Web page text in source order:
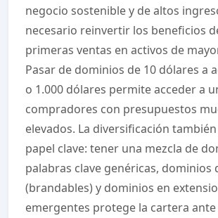
negocio sostenible y de altos
necesario reinvertir los beneficios
primeras ventas en activos de
Pasar de dominios de 10 dólares a
o 1.000 dólares permite acceder a
compradores con presupuestos
elevados. La diversificación
papel clave: tener una mezcla de
palabras clave genéricas, dominios
(brandables) y dominios en
emergentes protege la cartera